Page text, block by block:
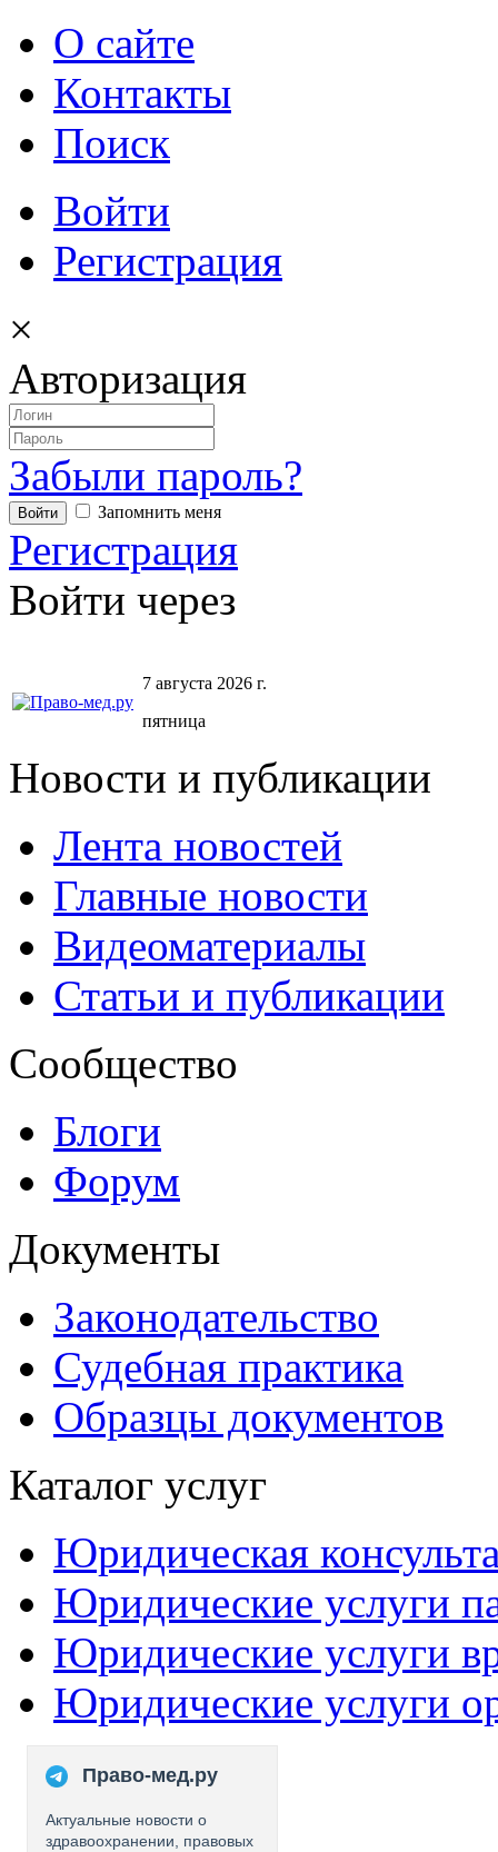
О сайте
Контакты
Поиск
Войти
Регистрация
×
Авторизация
Забыли пароль?
Запомнить меня
Регистрация
Войти через
7 августа 2026 г.
пятница
Новости и публикации
Лента новостей
Главные новости
Видеоматериалы
Статьи и публикации
Сообщество
Блоги
Форум
Документы
Законодательство
Судебная практика
Образцы документов
Каталог услуг
Юридическая
Юридические услуги
Юридические услуги
Юридические услуги
Право-мед.ру
Актуальные новости о
здравоохранении, правовых